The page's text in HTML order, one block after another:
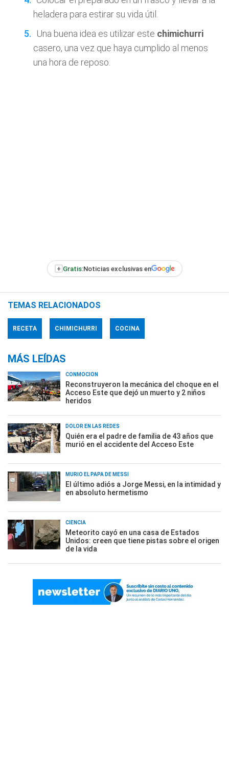
heladera para estirar su vida útil.
Una buena idea es utilizar este chimichurri
casero, una vez que haya cumplido al menos
una hora de reposo.
+ Gratis:Noticias exclusivas en
TEMAS RELACIONADOS
RECETA CHIMICHURRI COCINA
MÁS LEÍDAS
CONMOCIÓN
Reconstruyeron la mecánica del choque en el
Acceso Este que dejó un muerto y 2 niños
heridos
DOLOR EN LAS REDES
Quién era el padre de familia de 43 años que
murió en el accidente del Acceso Este
MURIÓ EL PAPÁ DE MESSI
El último adiós a Jorge Messi, en la intimidad y
en absoluto hermetismo
CIENCIA
Meteorito cayó en una casa de Estados
Unidos: creen que tiene pistas sobre el origen
de la vida